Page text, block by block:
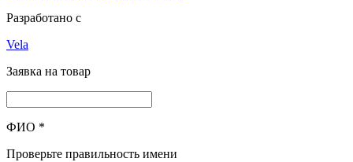
Разработано с
Vela
Заявка на товар
ФИО *
Проверьте правильность имени